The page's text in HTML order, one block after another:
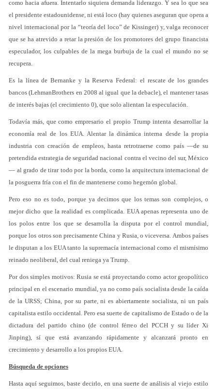
como hacia afuera. Intentarlo siquiera demanda liderazgo. Y sea lo que sea
el presidente estadounidense, ni está loco (hay quienes aseguran que opera a
nivel internacional por la “teoría del loco” de Kissinger) y, valga reconocer
que se ha atrevido a retar la presión de los promotores del grupo financista
especulador, los culpables de la mega burbuja de la cual el mundo no se
recupera.
Es la línea de Bernanke y la Reserva Federal: el rescate de los grandes
bancos (LehmanBrothers en 2008 al igual que la debacle), el mantener tasas
de interés bajas (el crecimiento 0), que solo alientan la especulación.
Todavía más, que como empresario el propio Trump intenta desarrollar la
economía real de los EUA. Alentar la dinámica interna desde la propia
industria con creación de empleos, hasta retrotraerse como país —de su
pretendida estrategia de seguridad nacional contra el vecino del sur, México
— al grado de tirar todo por la borda, como la arquitectura internacional de
la posguerra fría con el fin de mantenerse como hegemón global.
Pero eso no es todo, porque ya decimos que los temas son complejos, o
mejor dicho que la realidad es complicada. EUA apenas representa uno de
los polos entre los que se desarrolla la disputa por el control mundial,
porque los otros son precisamente China y Rusia, o viceversa. Ambos países
le disputan a los EUA tanto la supremacía internacional como el mismísimo
reinado neoliberal, del cual reniega ya Trump.
Por dos simples motivos: Rusia se está proyectando como actor geopolítico
principal en el escenario mundial, ya no como país socialista desde la caída
de la URSS; China, por su parte, ni es abiertamente socialista, ni un país
capitalista estilo occidental. Pero esa suerte de capitalismo de Estado o de la
dictadura del partido chino (de control férreo del PCCH y su líder Xi
Jinping), sí que está avanzando rápidamente y alcanzará pronto en
crecimiento y desarrollo a los propios EUA.
Búsqueda de opciones
Hasta aquí seguimos, baste decirlo, en una suerte de análisis al viejo estilo